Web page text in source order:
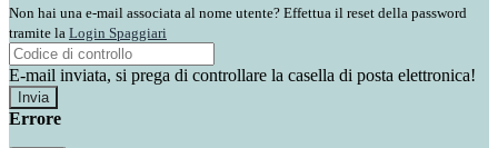
Non hai una e-mail associata al nome utente? Effettua il reset della password
tramite la Login Spaggiari
E-mail inviata, si prega di controllare la casella di posta elettronica!
Errore